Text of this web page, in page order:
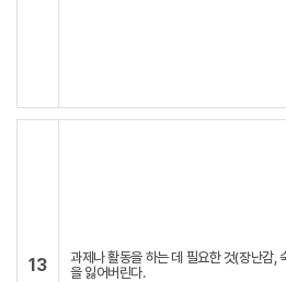
13
과제나 활동을 하는 데 필요한 것(장난감,
을 잃어버린다.